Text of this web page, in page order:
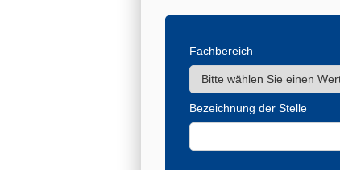
Fachbereich
Bezeichnung der Stelle